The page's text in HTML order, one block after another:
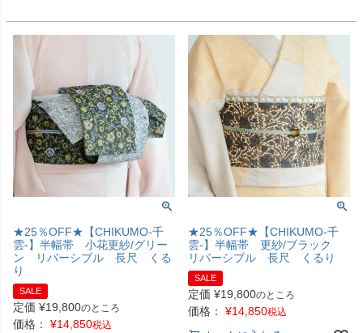
★25％OFF★【CHIKUMO-千
雲-】半幅帯 小花更紗/グリー
ン リバーシブル 長尺 くる
り
SALE
定価 ¥19,800のところ
価格： ¥14,850税込
★25％OFF★【CHIKUMO-千
雲-】半幅帯 更紗/ブラック
リバーシブル 長尺 くるり
SALE
定価 ¥19,800のところ
価格： ¥14,850税込